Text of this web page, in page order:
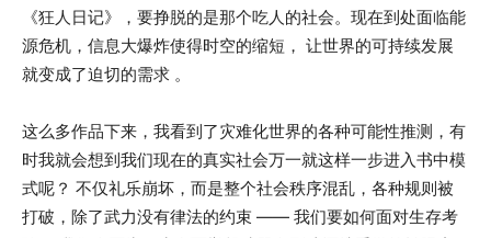
《狂人日记》，要挣脱的是那个吃人的社会。现在到处面临能
源危机，信息大爆炸使得时空的缩短， 让世界的可持续发展
就变成了迫切的需求 。
这么多作品下来，我看到了灾难化世界的各种可能性推测，有
时我就会想到我们现在的真实社会万一就这样一步进入书中模
式呢？ 不仅礼乐崩坏，而是整个社会秩序混乱，各种规则被
打破，除了武力没有律法的约束 —— 我们要如何面对生存考